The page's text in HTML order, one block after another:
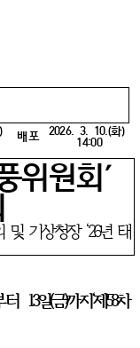
배포 2026. 3. 10.(화)
14:00
위원회’
기상청장 ‘26년 태
터 13일(금)까지‘제58차